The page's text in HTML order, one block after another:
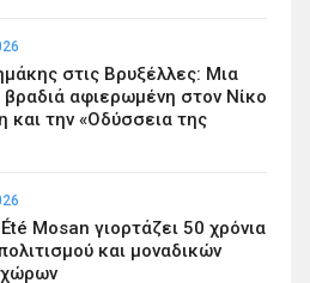
στις Βρυξέλλες: Μια
αφιερωμένη στον Νίκο
και την «Οδύσσεια της
Mosan γιορτάζει 50 χρόνια
και μοναδικών
χώρων